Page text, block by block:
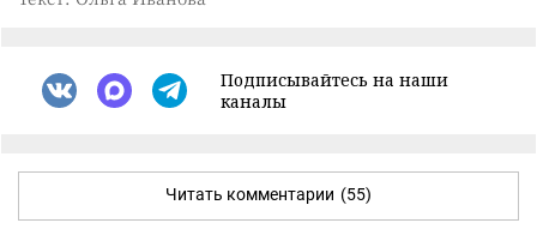
Подписывайтесь на наши
каналы
Читать комментарии (55)